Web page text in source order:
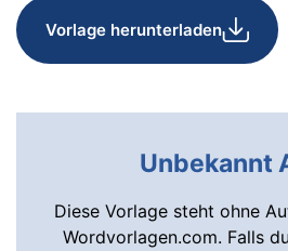
Vorlage herunterladen
Unbekannt
Diese Vorlage steht ohne
Wordvorlagen.com. Falls